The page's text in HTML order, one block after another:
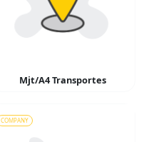
Mjt/A4 Transportes
COMPANY